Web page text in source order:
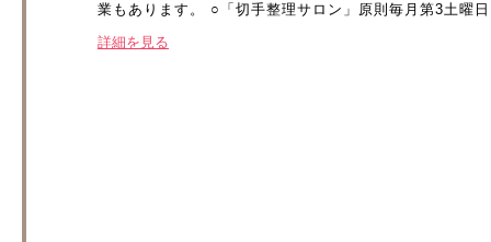
業もあります。 ○「切手整理サロン」原則毎月第3土
詳細を見る